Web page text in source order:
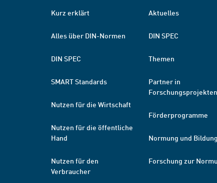
Kurz erklärt
Alles über DIN-Normen
DIN SPEC
SMART Standards
Nutzen für die Wirtschaft
Nutzen für die öffentliche
Hand
Nutzen für den
Verbraucher
Aktuelles
DIN SPEC
Themen
Partner in
Forschungsprojekten
Förderprogramme
Normung und Bildung
Forschung zur